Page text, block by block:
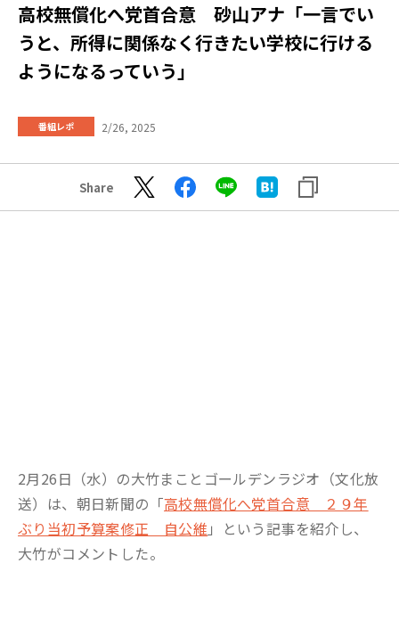
高校無償化へ党首合意 砂山アナ「一言でい
うと、所得に関係なく行きたい学校に行ける
ようになるっていう」
番組レポ 2/26, 2025
Share
2月26日（水）の大竹まことゴールデンラジオ（文化放
送）は、朝日新聞の「高校無償化へ党首合意 ２９年
ぶり当初予算案修正 自公維」という記事を紹介し、
大竹がコメントした。